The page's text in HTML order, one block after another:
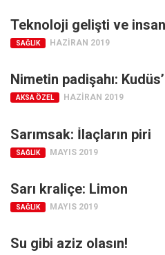
Teknoloji gelişti ve
SAĞLIK HAZIRAN 2019
Nimetin padişahı:
AKSA ÖZEL HAZIRAN 2019
Sarımsak: İlaçların piri
SAĞLIK MAYIS 2019
Sarı kraliçe: Limon
SAĞLIK MAYIS 2019
Su gibi aziz olasın!